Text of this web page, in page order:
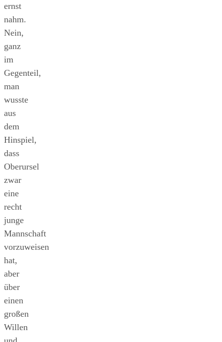
ernst
nahm.
Nein,
ganz
im
Gegenteil,
man
wusste
aus
dem
Hinspiel,
dass
Oberursel
zwar
eine
recht
junge
Mannschaft
vorzuweisen
hat,
aber
über
einen
großen
Willen